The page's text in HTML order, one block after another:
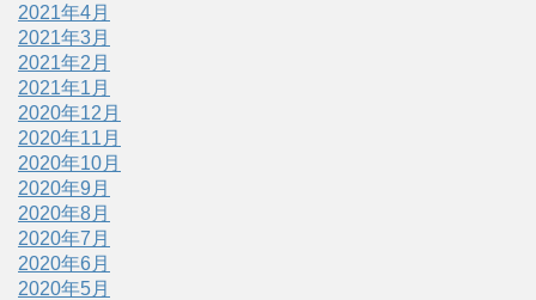
2021年4月
2021年3月
2021年2月
2021年1月
2020年12月
2020年11月
2020年10月
2020年9月
2020年8月
2020年7月
2020年6月
2020年5月